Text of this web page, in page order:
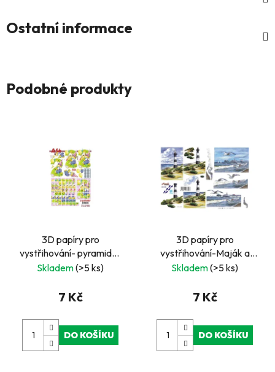
Ostatní informace
Podobné produkty
3D papíry pro
vystřihování- pyramida-
čtvercové- narozeniny-
Skladem(>5 ks)
7 Kč
DO KOŠÍKU
3D papíry pro
vystřihování-Maják a
moře
Skladem(>5 ks)
7 Kč
DO KOŠÍKU